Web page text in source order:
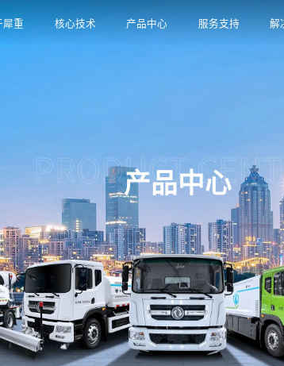
犀重 核心技术 产品中心 服务支持 解
PRODUCT
产品中心